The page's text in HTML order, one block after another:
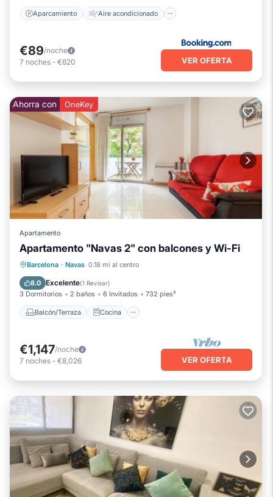
Aparcamiento Aire acondicionado
€89/noche
7 noches - €620 VER OFERTA
Ahorra con OneKey
Apartamento
Apartamento "Navas 2" con balcones y Wi-Fi
Barcelona · Navas 0.18 mi al centro
8.0 Excelente(1 Revisar)
3 Dormitorios 2 baños 6 Invitados 732 pies²
Balcón/Terraza Cocina
Balcón/Terraza
Cocina
Aire acondicionado
€1,147/noche
7 noches - €8,026 VER OFERTA